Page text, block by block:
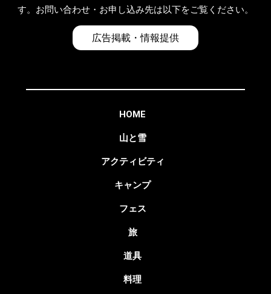
す。お問い合わせ・お申し込み先は以下をご覧ください。
広告掲載・情報提供
HOME
山と雪
アクティビティ
キャンプ
フェス
旅
道具
料理